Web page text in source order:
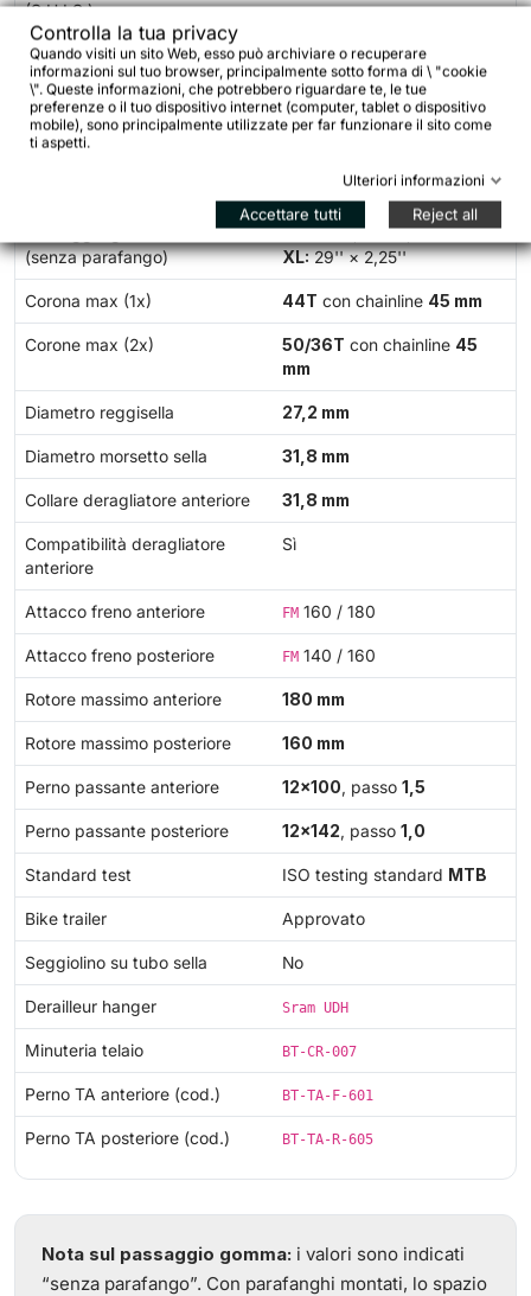
(S.H.I.S.)
Angolo crown race 45°
Diametro interno canotto
forcella
23,6 mm
(senza parafango)
XS–S:27,5'' × 2,25'' —M–
XL:29'' × 2,25''
Corona max (1x) 44T con chainline 45 mm
Corone max (2x) 50/36T con chainline 45
mm
Diametro reggisella 27,2 mm
Diametro morsetto sella 31,8 mm
Collare deragliatore anteriore 31,8 mm
Compatibilità deragliatore
anteriore
Sì
Attacco freno anteriore FM 160 / 180
Attacco freno posteriore FM 140 / 160
Rotore massimo anteriore 180 mm
Rotore massimo posteriore 160 mm
Perno passante anteriore 12×100 , passo 1,5
Perno passante posteriore 12×142 , passo 1,0
Standard test ISO testing standard MTB
Bike trailer Approvato
Seggiolino su tubo sella No
Derailleur hanger Sram UDH
Minuteria telaio BT-CR-007
Perno TA anteriore (cod.) BT-TA-F-601
Perno TA posteriore (cod.) BT-TA-R-605
Nota sul passaggio gomma: i valori sono indicati
“senza parafango”. Con parafanghi montati, lo spazio
Controlla la tua privacy
Quando visiti un sito Web, esso può archiviare o recuperare
informazioni sul tuo browser, principalmente sotto forma di \ "cookie
\". Queste informazioni, che potrebbero riguardare te, le tue
preferenze o il tuo dispositivo internet (computer, tablet o dispositivo
mobile), sono principalmente utilizzate per far funzionare il sito come
ti aspetti.
Ulteriori informazioni
Accettare tutti Reject all